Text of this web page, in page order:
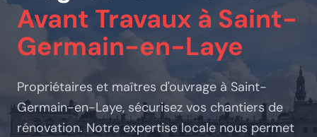
Avant Travaux à Saint-
Germain-en-Laye
Propriétaires et maîtres d'ouvrage à Saint-
Germain-en-Laye, sécurisez vos chantiers de
rénovation. Notre expertise locale nous permet